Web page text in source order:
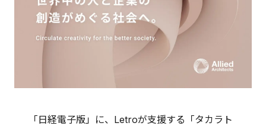
「日経電子版」に、Letroが支援する「タカラト